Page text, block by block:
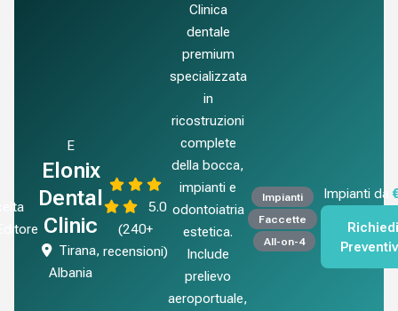
E
Elonix
Dental
Clinic
Tirana,
Albania
5.0
(240+
recensioni)
Clinica
dentale
premium
specializzata
in
ricostruzioni
complete
della bocca,
impianti e
odontoiatria
estetica.
Include
prelievo
aeroportuale,
Impianti
Faccette
All-on-4
Impianti da
Richiedi